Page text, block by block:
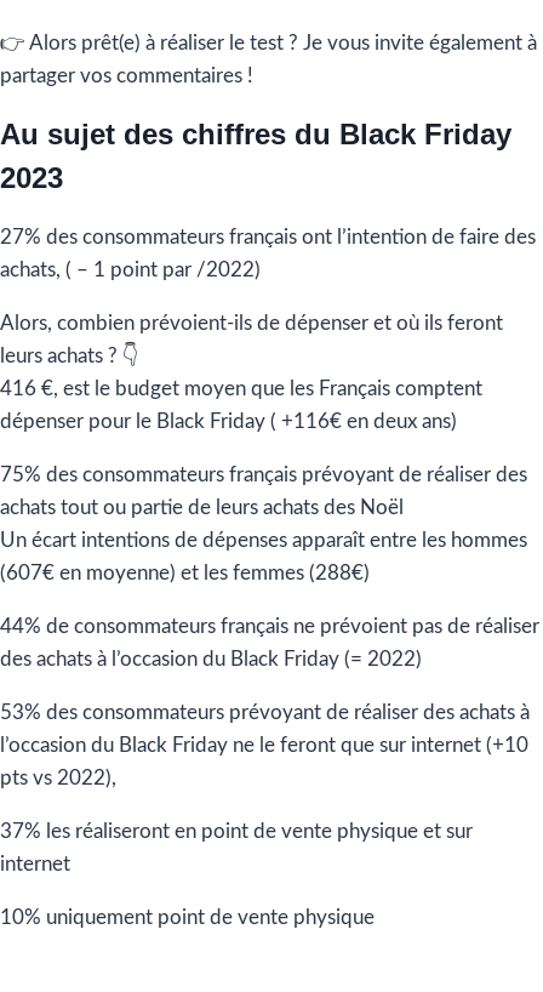
👉 Alors prêt(e) à réaliser le test ? Je vous invite également à
partager vos commentaires !
Au sujet des chiffres du Black Friday
2023
27% des consommateurs français ont l’intention de faire des
achats, ( – 1 point par /2022)
Alors, combien prévoient-ils de dépenser et où ils feront
leurs achats ? 👇
416 €, est le budget moyen que les Français comptent
dépenser pour le Black Friday ( +116€ en deux ans)
75% des consommateurs français prévoyant de réaliser des
achats tout ou partie de leurs achats des Noël
Un écart intentions de dépenses apparaît entre les hommes
(607€ en moyenne) et les femmes (288€)
44% de consommateurs français ne prévoient pas de réaliser
des achats à l’occasion du Black Friday (= 2022)
53% des consommateurs prévoyant de réaliser des achats à
l’occasion du Black Friday ne le feront que sur internet (+10
pts vs 2022),
37% les réaliseront en point de vente physique et sur
internet
10% uniquement point de vente physique